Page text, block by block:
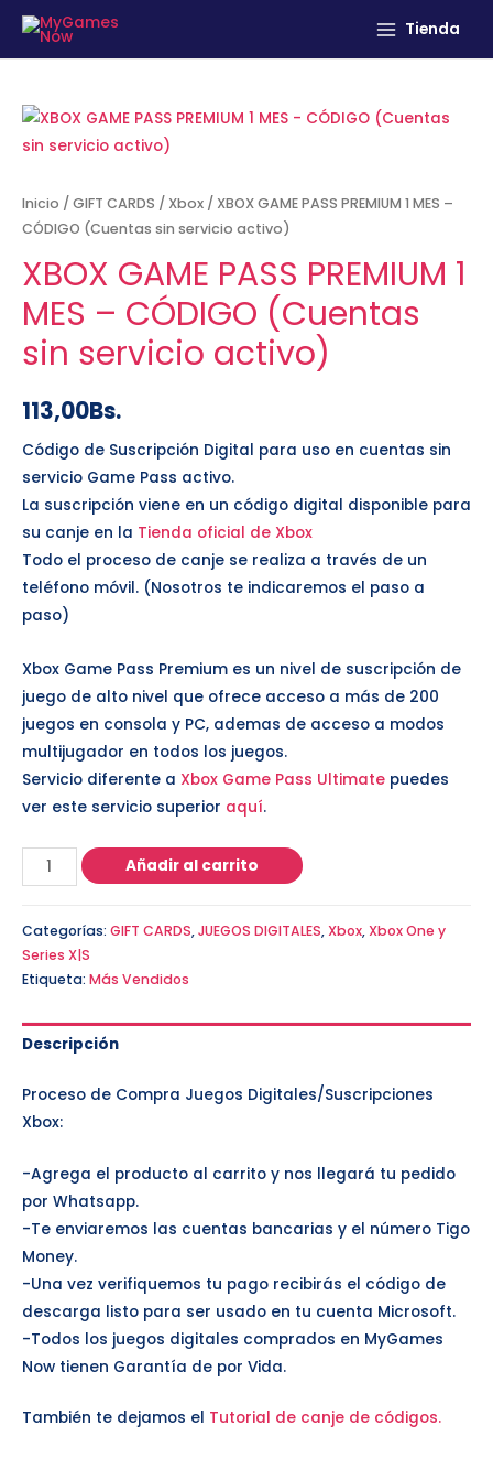
Tienda
Inicio /GIFT CARDS / Xbox / XBOX GAME PASS PREMIUM 1 MES –
CÓDIGO (Cuentas sin servicio activo)
XBOX GAME PASS PREMIUM 1
MES – CÓDIGO (Cuentas
sin servicio activo)
113,00Bs.
Código de Suscripción Digital para uso en cuentas sin
servicio Game Pass activo.
La suscripción viene en un código digital disponible para
su canje en la Tienda oficial de Xbox
Todo el proceso de canje se realiza a través de un
teléfono móvil. (Nosotros te indicaremos el paso a
paso)
Xbox Game Pass Premium es un nivel de suscripción de
juego de alto nivel que ofrece acceso a más de 200
juegos en consola y PC, ademas de acceso a modos
multijugador en todos los juegos.
Servicio diferente a Xbox Game Pass Ultimate puedes
ver este servicio superior aquí.
Añadir al carrito
Categorías: GIFT CARDS,JUEGOS DIGITALES,Xbox,Xbox One y
Series X|S
Etiqueta: Más Vendidos
Descripción
Proceso de Compra Juegos Digitales/Suscripciones
Xbox:
-Agrega el producto al carrito y nos llegará tu pedido
por Whatsapp.
-Te enviaremos las cuentas bancarias y el número Tigo
Money.
-Una vez verifiquemos tu pago recibirás el código de
descarga listo para ser usado en tu cuenta Microsoft.
-Todos los juegos digitales comprados en MyGames
Now tienen Garantía de por Vida.
También te dejamos el Tutorial de canje de códigos.